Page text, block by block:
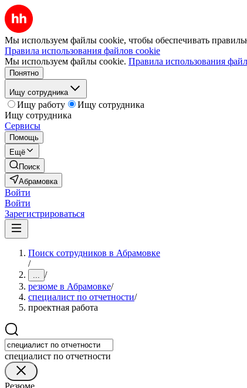
Мы используем файлы cookie, чтобы обеспечивать
Правила использования файлов cookie
Мы используем файлы cookie. Правила использования
Понятно
Ищу сотрудника
Ищу работу
Ищу сотрудника
Ищу сотрудника
Сервисы
Помощь
Ещё
Поиск
Абрамовка
Войти
Войти
Зарегистрироваться
Поиск сотрудников в Абрамовке
/
... /
резюме в Абрамовке/
специалист по отчетности/
проектная работа
специалист по отчетности
Резюме